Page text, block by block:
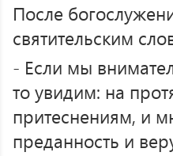
После
святительским
- Если мы
то увидим: на
притеснениям, и
преданность и